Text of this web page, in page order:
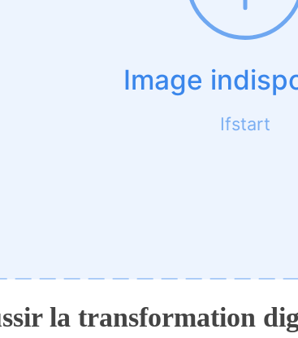
la transformation